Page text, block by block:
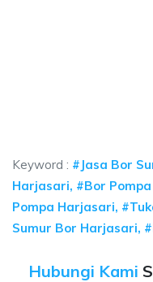
Keyword : #Jasa Bor
Harjasari, #Bor
Pompa Harjasari,
Sumur Bor Harjasari,
Hubungi Kami